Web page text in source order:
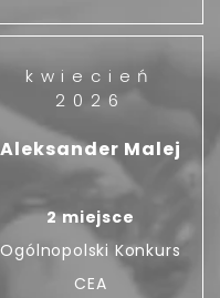
kwiecień
2026
Aleksander Malej
2 miejsce
Ogólnopolski Konkurs
CEA